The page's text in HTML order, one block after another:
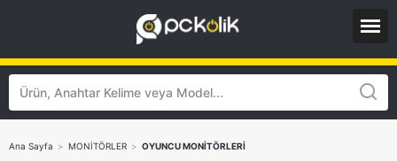
Ana Sayfa > MONİTÖRLER > OYUNCU MONİTÖRLERİ